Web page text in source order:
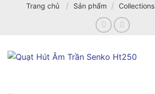
Trang chủ / Sản phẩm / Collections